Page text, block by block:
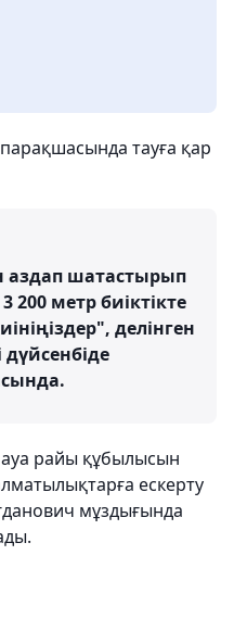
тауға қар
аздап шатастырып
200 метр биіктікте
делінген
райы құбылысын
ескерту
мұздығында